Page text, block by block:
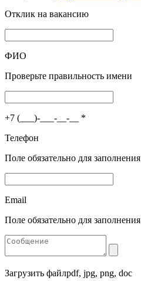
Отклик на вакансию
ФИО
Проверьте правильность имени
+7 (___)-___-__-__ *
Телефон
Поле обязательно для заполнения
Email
Поле обязательно для заполнения
Загрузить файлpdf, jpg, png, doc